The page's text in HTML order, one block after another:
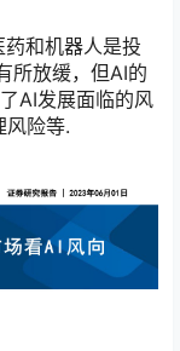
和机器人是投
所放缓，但AI的
AI发展面临的风
风险等.